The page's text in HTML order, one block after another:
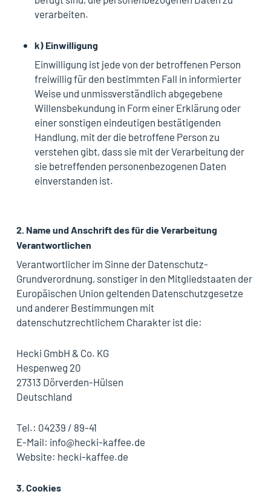
verarbeiten.
k) Einwilligung
Einwilligung ist jede von der betroffenen Person
freiwillig für den bestimmten Fall in informierter
Weise und unmissverständlich abgegebene
Willensbekundung in Form einer Erklärung oder
einer sonstigen eindeutigen bestätigenden
Handlung, mit der die betroffene Person zu
verstehen gibt, dass sie mit der Verarbeitung der
sie betreffenden personenbezogenen Daten
einverstanden ist.
2. Name und Anschrift des für die Verarbeitung
Verantwortlichen
Verantwortlicher im Sinne der Datenschutz-
Grundverordnung, sonstiger in den Mitgliedstaaten der
Europäischen Union geltenden Datenschutzgesetze
und anderer Bestimmungen mit
datenschutzrechtlichem Charakter ist die:
Hecki GmbH & Co. KG
Hespenweg 20
27313 Dörverden-Hülsen
Deutschland
Tel.: 04239 / 89-41
E-Mail: info@hecki-kaffee.de
Website: hecki-kaffee.de
3. Cookies